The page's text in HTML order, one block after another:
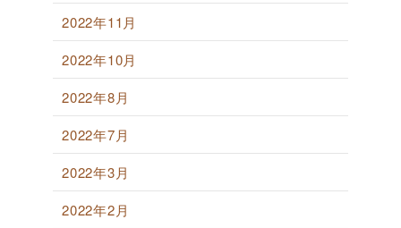
2022年11月
2022年10月
2022年8月
2022年7月
2022年3月
2022年2月